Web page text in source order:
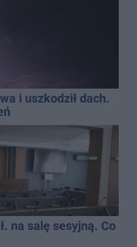
i uszkodził dach.
na salę sesyjną. Co